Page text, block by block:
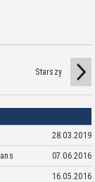
Starszy
28.03.2019
07.06.2016
16.05.2016